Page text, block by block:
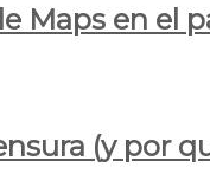
Maps en el
(y por